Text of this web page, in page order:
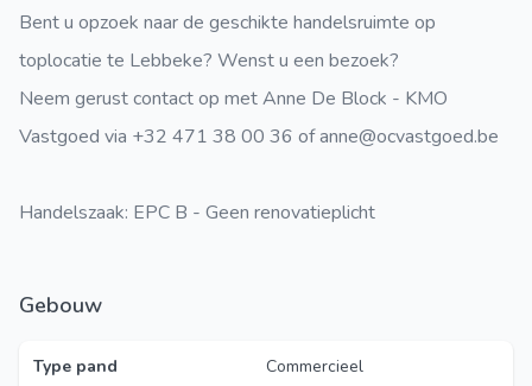
Bent u opzoek naar de geschikte handelsruimte op
toplocatie te Lebbeke? Wenst u een bezoek?
Neem gerust contact op met Anne De Block - KMO
Vastgoed via +32 471 38 00 36 of anne@ocvastgoed.be
Handelszaak: EPC B - Geen renovatieplicht
Gebouw
Type pand
Commercieel